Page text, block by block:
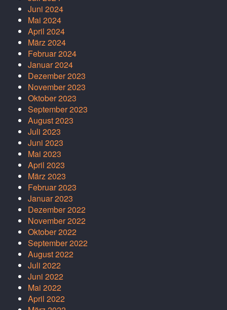
Juni 2024
Mai 2024
April 2024
März 2024
Februar 2024
Januar 2024
Dezember 2023
November 2023
Oktober 2023
September 2023
August 2023
Juli 2023
Juni 2023
Mai 2023
April 2023
März 2023
Februar 2023
Januar 2023
Dezember 2022
November 2022
Oktober 2022
September 2022
August 2022
Juli 2022
Juni 2022
Mai 2022
April 2022